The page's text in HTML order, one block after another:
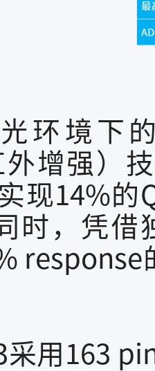
环境下
外增强）
现14%的
时，凭借
采用163